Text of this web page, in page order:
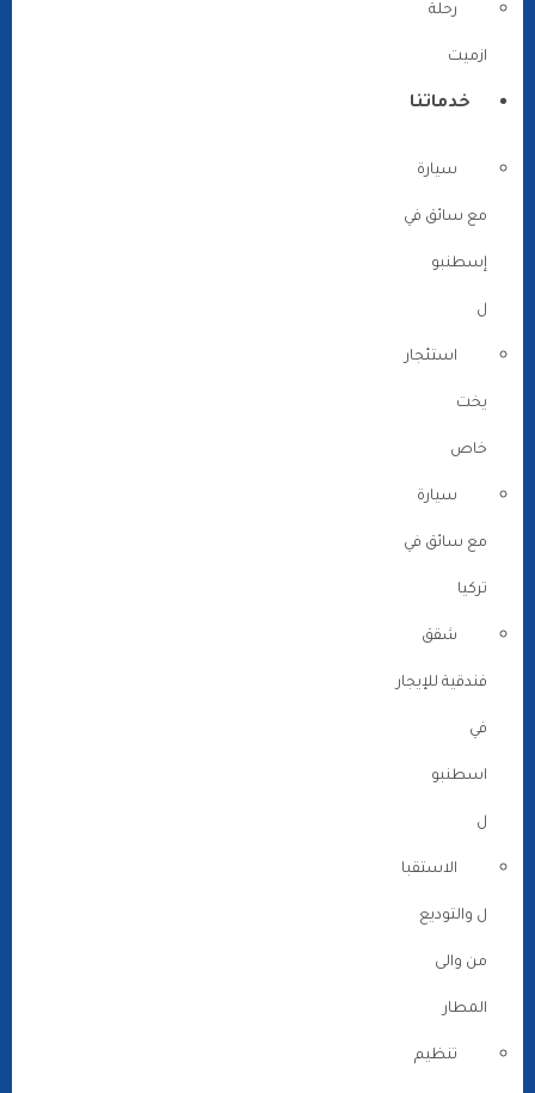
رحلة
ازميت
خدماتنا
سيارة
مع سائق في
إسطنبو
ل
استئجار
يخت
خاص
سيارة
مع سائق في
تركيا
شقق
فندقية للإيجار
في
اسطنبو
ل
الاستقبا
ل والتوديع
من والى
المطار
تنظيم